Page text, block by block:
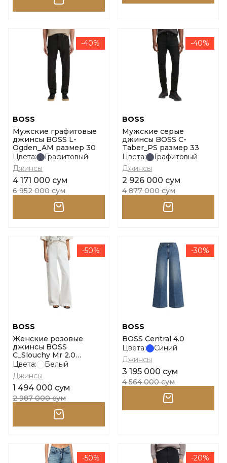
-40%
BOSS
Мужские графитовые
джинсы BOSS L-
Ogden_AM размер 30
Цвета:
Графитовый
Джинсы
4 171 000 сум
6 952 000 сум
-40%
BOSS
Мужские серые
джинсы BOSS C-
Taber_PS размер 33
Цвета:
Графитовый
Джинсы
2 926 000 сум
4 877 000 сум
-50%
BOSS
Женские розовые
джинсы BOSS
C_Slouchy Mr 2.0
размер 27
Цвета:
Белый
Джинсы
1 494 000 сум
2 987 000 сум
-30%
BOSS
BOSS Central 4.0
Цвета:
Синий
Джинсы
3 195 000 сум
4 564 000 сум
-50% -20%